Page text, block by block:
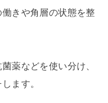
きや角層の状態を整
薬などを使い分け、
ます。